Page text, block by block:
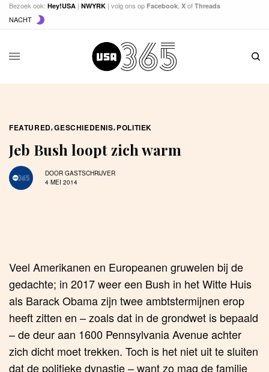
Bezoek ook:Hey!USA |NWYRK | volg ons op Facebook ,X ofThreads
NACHT
FEATURED,GESCHIEDENIS,POLITIEK
Jeb Bush loopt zich warm
DOOR GASTSCHRIJVER
4 MEI 2014
Veel Amerikanen en Europeanen gruwelen bij de
gedachte; in 2017 weer een Bush in het Witte Huis
als Barack Obama zijn twee ambtstermijnen erop
heeft zitten en – zoals dat in de grondwet is bepaald
– de deur aan 1600 Pennsylvania Avenue achter
zich dicht moet trekken. Toch is het niet uit te sluiten
dat de politieke dynastie – want zo mag de familie